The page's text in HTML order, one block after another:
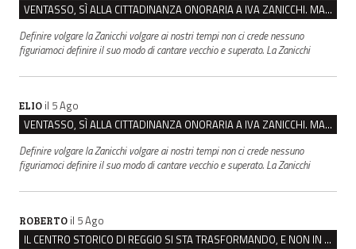
VENTASSO, SÌ ALLA CITTADINANZA ONORARIA A IVA ZANICCHI. MA BARGIACCHI: “È DI PESSIMO GUSTO”
Definire volgare la Zanicchi volgare ai nostri tempi non ci crede nessuno
figuriamoci definire il suo modo di cantare vecchio e superato. La Zanicchi
ELIO il 5 Ago
VENTASSO, SÌ ALLA CITTADINANZA ONORARIA A IVA ZANICCHI. MA BARGIACCHI: “È DI PESSIMO GUSTO”
Definire volgare la Zanicchi volgare ai nostri tempi non ci crede nessuno
figuriamoci definire il suo modo di cantare vecchio e superato. La Zanicchi
ROBERTO il 5 Ago
IL CENTRO STORICO DI REGGIO SI STA TRASFORMANDO, E NON IN MEGLIO